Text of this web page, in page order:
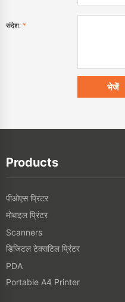
संदेश: *
Products
पीओएस प्रिंटर
मोबाइल प्रिंटर
Scanners
डिजिटल टेक्सटिल प्रिंटर
PDA
Portable A4 Printer